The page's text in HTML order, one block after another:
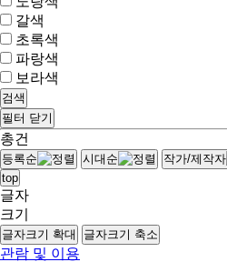
갈색
초록색
파랑색
보라색
검색
필터 닫기
총건
등록순 시대순 작가/제작자
top
글자
크기
글자크기 확대 글자크기 축소
관람 및 이용